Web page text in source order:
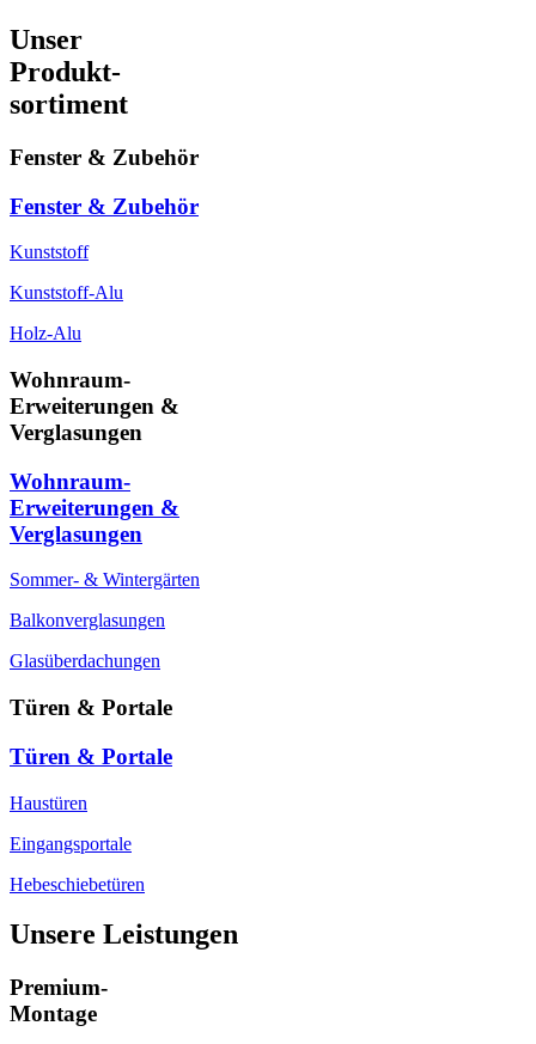
Unser
Produkt-
sortiment
Fenster & Zubehör
Fenster & Zubehör
Kunststoff
Kunststoff-Alu
Holz-Alu
Wohnraum-
Erweiterungen &
Verglasungen
Wohnraum-
Erweiterungen &
Verglasungen
Sommer- & Wintergärten
Balkonverglasungen
Glasüberdachungen
Türen & Portale
Türen & Portale
Haustüren
Eingangsportale
Hebeschiebetüren
Unsere Leistungen
Premium-
Montage